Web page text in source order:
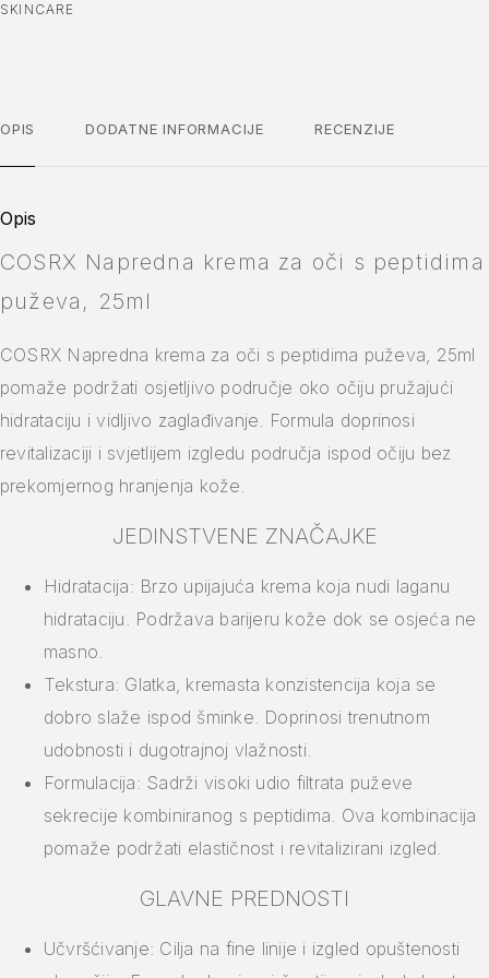
SKINCARE
OPIS DODATNE INFORMACIJE RECENZIJE
Opis
COSRX Napredna krema za oči s peptidima
puževa, 25ml
COSRX Napredna krema za oči s peptidima puževa, 25ml
pomaže podržati osjetljivo područje oko očiju pružajući
hidrataciju i vidljivo zaglađivanje. Formula doprinosi
revitalizaciji i svjetlijem izgledu područja ispod očiju bez
prekomjernog hranjenja kože.
JEDINSTVENE ZNAČAJKE
Hidratacija: Brzo upijajuća krema koja nudi laganu
hidrataciju. Podržava barijeru kože dok se osjeća ne
masno.
Tekstura: Glatka, kremasta konzistencija koja se
dobro slaže ispod šminke. Doprinosi trenutnom
udobnosti i dugotrajnoj vlažnosti.
Formulacija: Sadrži visoki udio filtrata puževe
sekrecije kombiniranog s peptidima. Ova kombinacija
pomaže podržati elastičnost i revitalizirani izgled.
GLAVNE PREDNOSTI
Učvršćivanje: Cilja na fine linije i izgled opuštenosti